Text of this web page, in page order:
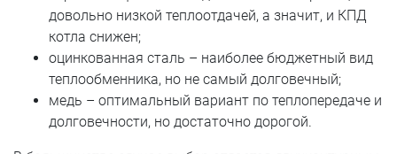
довольно низкой теплоотдачей, а значит, и КПД
котла снижен;
оцинкованная сталь – наиболее бюджетный вид
теплообменника, но не самый долговечный;
медь – оптимальный вариант по теплопередаче и
долговечности, но достаточно дорогой.